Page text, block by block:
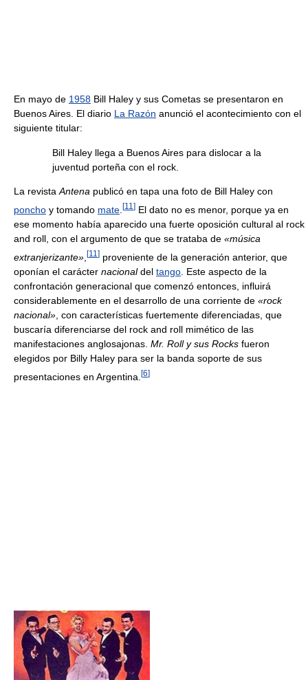
En mayo de 1958 Bill Haley y sus Cometas se presentaron en
Buenos Aires. El diario La Razón anunció el acontecimiento con el
siguiente titular:
Bill Haley llega a Buenos Aires para dislocar a la
juventud porteña con el rock.
La revistaAntena publicó en tapa una foto de Bill Haley con
poncho y tomando mate [11 ] El dato no es menor, porque ya en
ese momento había aparecido una fuerte oposición cultural al rock
and roll, con el argumento de que se trataba de «música
extranjerizante» [11 ] proveniente de la generación anterior, que
oponían el carácter nacionaldel tango . Este aspecto de la
confrontación generacional que comenzó entonces, influirá
considerablemente en el desarrollo de una corriente de «rock
nacional» , con características fuertemente diferenciadas, que
buscaría diferenciarse del rock and roll mimético de las
manifestaciones anglosajonas. Mr. Roll y sus Rocks fueron
elegidos por Billy Haley para ser la banda soporte de sus
presentaciones en Argentina. [6]